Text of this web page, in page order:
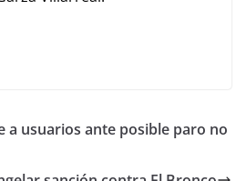
a usuarios ante posible paro no